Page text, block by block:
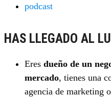
podcast
HAS LLEGADO AL
Eres dueño de un
mercado, tienes una
agencia de marketing